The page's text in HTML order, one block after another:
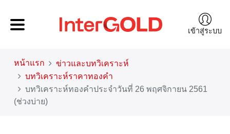
เข้าสู่ระบบ
หน้าแรก
ข่าวและบทวิเคราะห์
บทวิเคราะห์ราคาทองคำ
บทวิเคราะห์ทองคำประจำวันที่ 26 พฤศจิกายน 2561
(ช่วงบ่าย)